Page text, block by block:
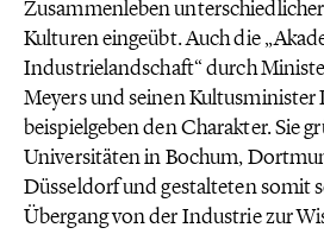
Zusammenleben
Kulturen eingeübt. Auch die
Industrielandschaft“ durch
Meyers und seinen Kultusminister
beispielgeben den Charakter. Sie
Universitäten in Bochum,
Düsseldorf und gestalteten somit
Übergang von der Industrie zur